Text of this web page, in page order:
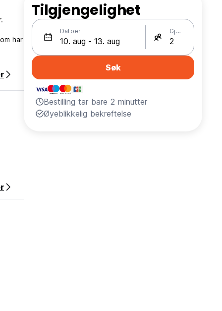
har
Tilgjengelighet
Datoer Gjester
Søk
Bestilling tar bare 2 minutter
Øyeblikkelig bekreftelse